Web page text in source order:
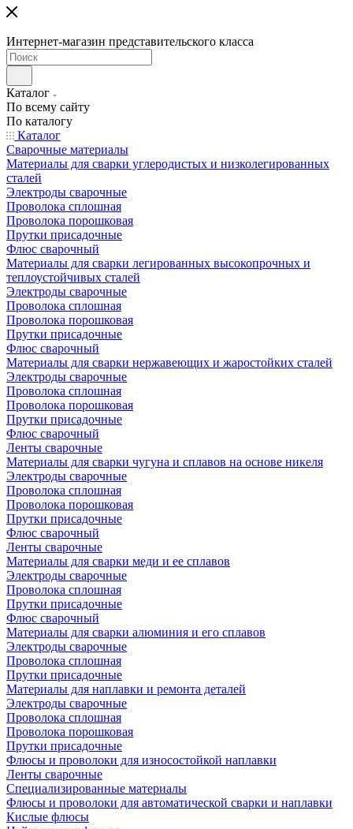
Интернет-магазин представительского класса
Каталог
По всему сайту
По каталогу
Каталог
Сварочные материалы
Материалы для сварки углеродистых и низколегированных
сталей
Электроды сварочные
Проволока сплошная
Проволока порошковая
Прутки присадочные
Флюс сварочный
Материалы для сварки легированных высокопрочных и
теплоустойчивых сталей
Электроды сварочные
Проволока сплошная
Проволока порошковая
Прутки присадочные
Флюс сварочный
Материалы для сварки нержавеющих и жаростойких сталей
Электроды сварочные
Проволока сплошная
Проволока порошковая
Прутки присадочные
Флюс сварочный
Ленты сварочные
Материалы для сварки чугуна и сплавов на основе никеля
Электроды сварочные
Проволока сплошная
Проволока порошковая
Прутки присадочные
Флюс сварочный
Ленты сварочные
Материалы для сварки меди и ее сплавов
Электроды сварочные
Проволока сплошная
Прутки присадочные
Флюс сварочный
Материалы для сварки алюминия и его сплавов
Электроды сварочные
Проволока сплошная
Прутки присадочные
Материалы для наплавки и ремонта деталей
Электроды сварочные
Проволока сплошная
Проволока порошковая
Прутки присадочные
Флюсы и проволоки для износостойкой наплавки
Ленты сварочные
Специализированные материалы
Флюсы и проволоки для автоматической сварки и наплавки
Кислые флюсы